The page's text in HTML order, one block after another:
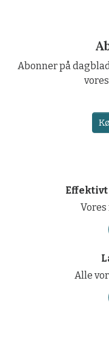
Abonner på
Vores
Alle